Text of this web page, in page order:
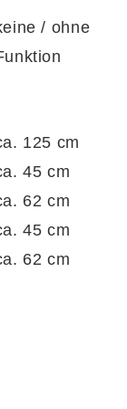
/ ohne
125 cm
45 cm
62 cm
45 cm
62 cm